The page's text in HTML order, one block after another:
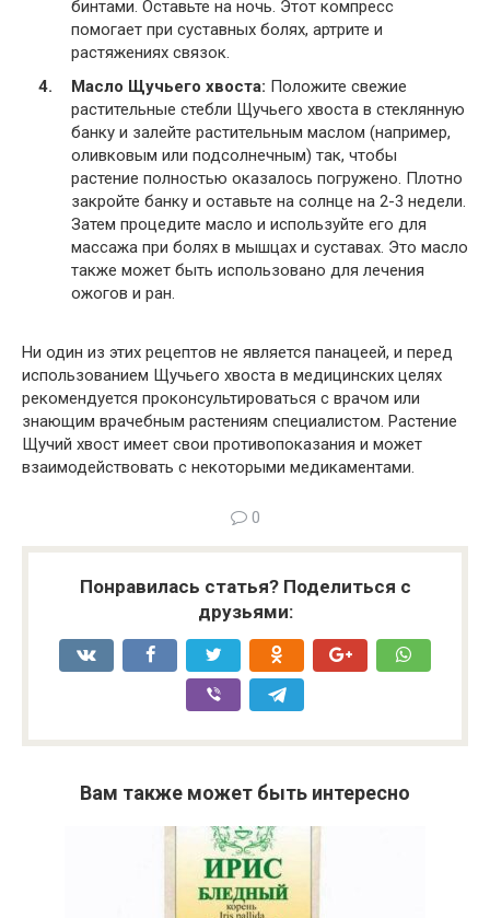
бинтами. Оставьте на ночь. Этот компресс
помогает при суставных болях, артрите и
растяжениях связок.
Масло Щучьего хвоста: Положите свежие
растительные стебли Щучьего хвоста в стеклянную
банку и залейте растительным маслом (например,
оливковым или подсолнечным) так, чтобы
растение полностью оказалось погружено. Плотно
закройте банку и оставьте на солнце на 2-3 недели.
Затем процедите масло и используйте его для
массажа при болях в мышцах и суставах. Это масло
также может быть использовано для лечения
ожогов и ран.
Ни один из этих рецептов не является панацеей, и перед
использованием Щучьего хвоста в медицинских целях
рекомендуется проконсультироваться с врачом или
знающим врачебным растениям специалистом. Растение
Щучий хвост имеет свои противопоказания и может
взаимодействовать с некоторыми медикаментами.
0
Понравилась статья? Поделиться с
друзьями:
Вам также может быть интересно